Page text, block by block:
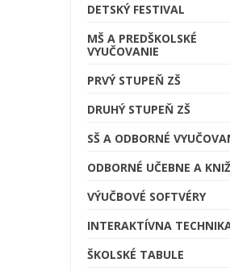
DETSKÝ FESTIVAL
MŠ A PREDŠKOLSKÉ
VYUČOVANIE
PRVÝ STUPEŇ ZŠ
DRUHÝ STUPEŇ ZŠ
SŠ A ODBORNÉ
ODBORNÉ UČEBNE A
VÝUČBOVÉ SOFTVÉRY
INTERAKTÍVNA
ŠKOLSKÉ TABULE